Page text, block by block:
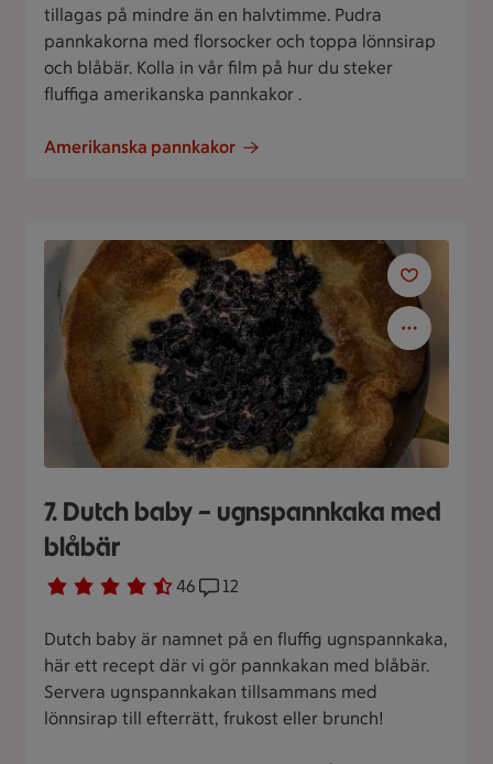
tillagas på mindre än en halvtimme. Pudra
pannkakorna med florsocker och toppa lönnsirap
och blåbär. Kolla in vår film på hur du steker
fluffiga amerikanska pannkakor .
Amerikanska pannkakor
7. Dutch baby – ugnspannkaka med
blåbär
Betyg 4.7 av 5. 46
46 personer har röstatReceptet har 12 kommentarer
12
Dutch baby är namnet på en fluffig ugnspannkaka,
här ett recept där vi gör pannkakan med blåbär.
Servera ugnspannkakan tillsammans med
lönnsirap till efterrätt, frukost eller brunch!